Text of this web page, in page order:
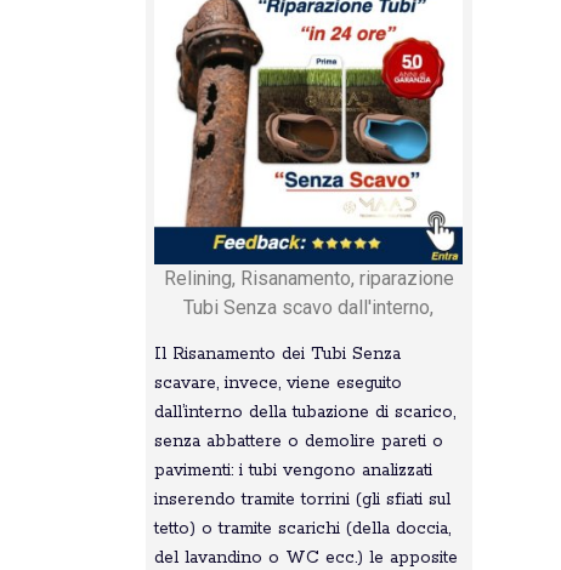
Relining, Risanamento, riparazione
Tubi Senza scavo dall'interno,
Il Risanamento dei Tubi Senza
scavare, invece, viene eseguito
dall’interno della tubazione di scarico,
senza abbattere o demolire pareti o
pavimenti: i tubi vengono analizzati
inserendo tramite torrini (gli sfiati sul
tetto) o tramite scarichi (della doccia,
del lavandino o WC ecc.) le apposite